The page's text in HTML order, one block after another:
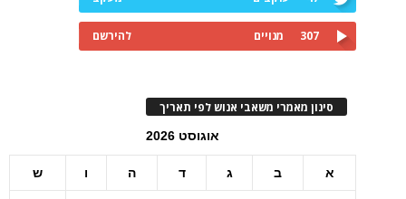
307 מנויים להירשם
סינון מאמרי משאבי אנוש לפי תאריך
אוגוסט 2026
א ב ג ד ה ו ש